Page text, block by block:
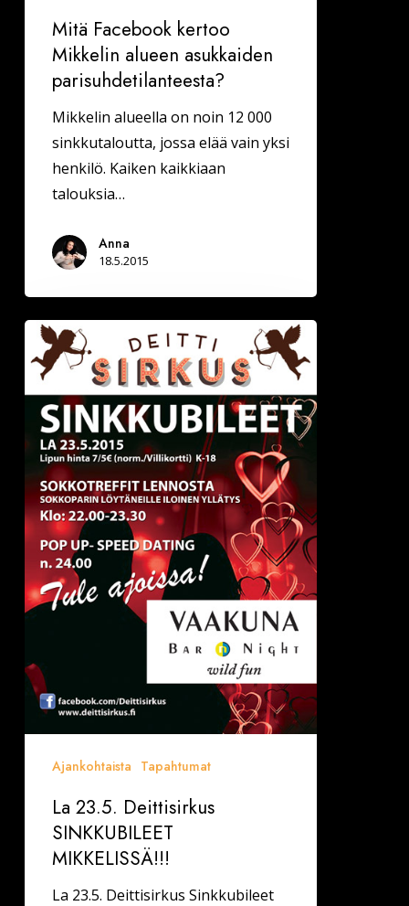
Mitä Facebook kertoo
Mikkelin alueen asukkaiden
parisuhdetilanteesta?
Mikkelin alueella on noin 12 000
sinkkutaloutta, jossa elää vain yksi
henkilö. Kaiken kaikkiaan
talouksia…
Anna
18.5.2015
23.5.
Deittisirkus
SINKKUBILEET
MIKKELISSÄ!!!
Ajankohtaista Tapahtumat
La 23.5. Deittisirkus
SINKKUBILEET
MIKKELISSÄ!!!
La 23.5. Deittisirkus Sinkkubileet